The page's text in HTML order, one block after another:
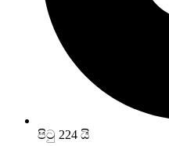
පිටු 224 යි